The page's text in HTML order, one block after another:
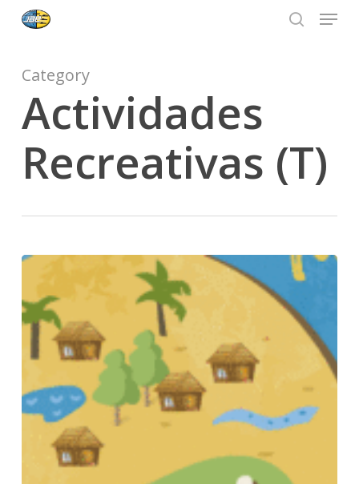
content
Menu
Category
Actividades
Recreativas (T)